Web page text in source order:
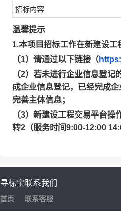
招标内容
温馨提示
1.本项目招标工作在新建设
（1）请通过以下链接（
（2）若未进行企业信息登
成企业信息登记，已经完成
完善主体信息；
（3）新建设工程交易平台
转2（服务时间9:00-12:00
寻标宝
首页
联系我们
联系客服